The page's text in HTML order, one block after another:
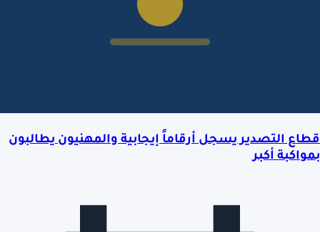
قطاع التصدير يسجل أرقاماً إيجابية والمهنيون يطالبون
بمواكبة أكبر